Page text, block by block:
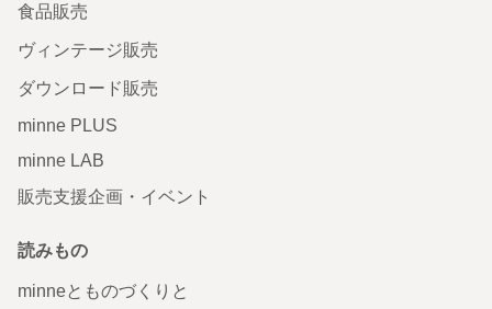
食品販売
ヴィンテージ販売
ダウンロード販売
minne PLUS
minne LAB
販売支援企画・イベント
読みもの
minneとものづくりと